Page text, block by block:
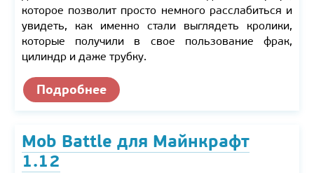
которое позволит просто немного расслабиться и
увидеть, как именно стали выглядеть кролики,
которые получили в свое пользование фрак,
цилиндр и даже трубку.
Подробнее
Mob Battle для Майнкрафт
1.12